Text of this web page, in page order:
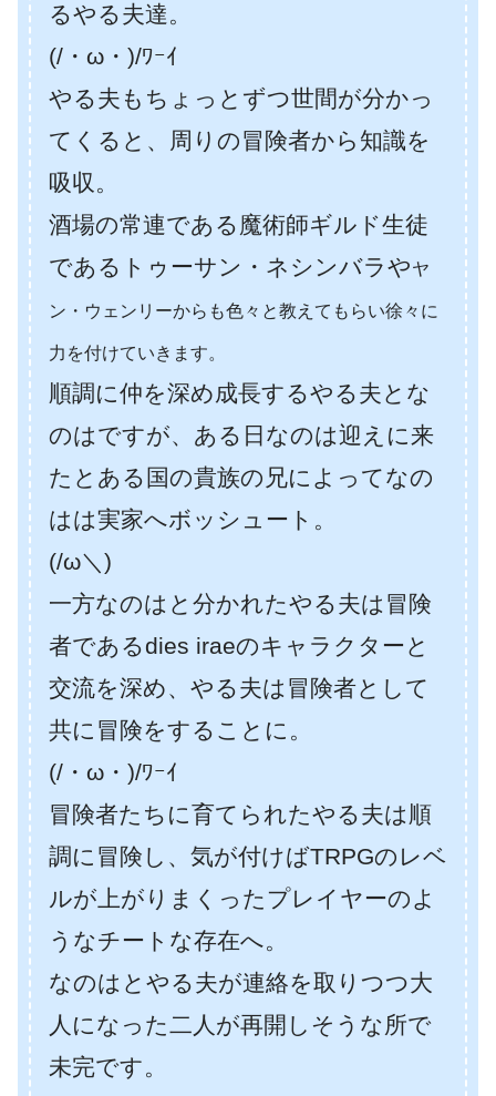
るやる夫達。
(/・ω・)/ﾜｰｲ
やる夫もちょっとずつ世間が分かっ
てくると、周りの冒険者から知識を
吸収。
酒場の常連である魔術師ギルド生徒
であるトゥーサン・ネシンバラやヤ
ン・ウェンリーからも色々と教えてもらい徐々に
力を付けていきます。
順調に仲を深め成長するやる夫とな
のはですが、ある日なのは迎えに来
たとある国の貴族の兄によってなの
はは実家へボッシュート。
(/ω＼)
一方なのはと分かれたやる夫は冒険
者であるdies iraeのキャラクターと
交流を深め、やる夫は冒険者として
共に冒険をすることに。
(/・ω・)/ﾜｰｲ
冒険者たちに育てられたやる夫は順
調に冒険し、気が付けばTRPGのレベ
ルが上がりまくったプレイヤーのよ
うなチートな存在へ。
なのはとやる夫が連絡を取りつつ大
人になった二人が再開しそうな所で
未完です。